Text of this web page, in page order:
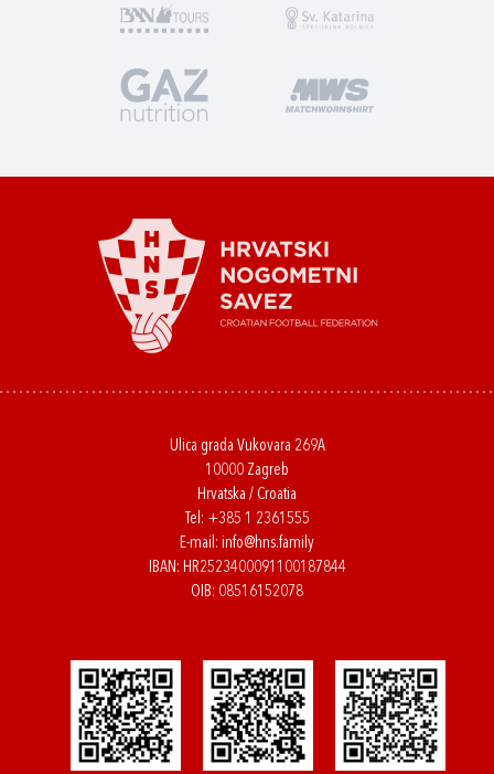
Ulica grada Vukovara 269A
10000 Zagreb
Hrvatska / Croatia
Tel: +385 1 2361555
E-mail: info@hns.family
IBAN: HR2523400091100187844
OIB: 08516152078